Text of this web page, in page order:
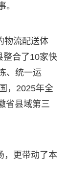
。
物流配送体
整合了10家快
、统一运
，2025年全
省县域第三
，更带动了本